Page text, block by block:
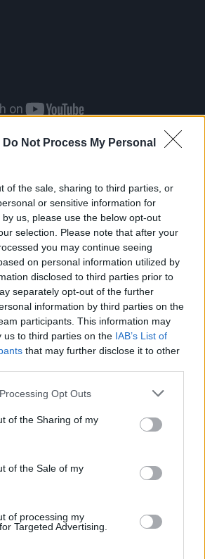
Do Not Process My Personal
of the sale, sharing to third parties, or
or sensitive information for
us, please use the below opt-out
selection. Please note that after your
you may continue seeing
on personal information utilized by
disclosed to third parties prior to
separately opt-out of the further
information by third parties on the
participants. This information may
us to third parties on the IAB’s List of
that may further disclose it to other
website/app uses one or more Google
or usage behaviour. You may click to
to Google and its third-party tags to
specified purposes in below Google
Opt Outs
of the Sharing of my
of the Sale of my
of processing my
Targeted Advertising.